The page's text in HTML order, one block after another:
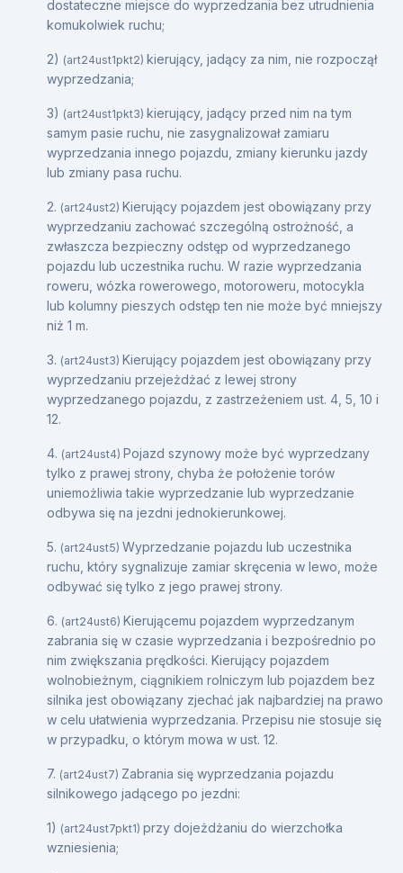
dostateczne miejsce do wyprzedzania bez utrudnienia
komukolwiek ruchu;
2) (art24ust1pkt2) kierujący, jadący za nim, nie rozpoczął
wyprzedzania;
3) (art24ust1pkt3) kierujący, jadący przed nim na tym
samym pasie ruchu, nie zasygnalizował zamiaru
wyprzedzania innego pojazdu, zmiany kierunku jazdy
lub zmiany pasa ruchu.
2. (art24ust2) Kierujący pojazdem jest obowiązany przy
wyprzedzaniu zachować szczególną ostrożność, a
zwłaszcza bezpieczny odstęp od wyprzedzanego
pojazdu lub uczestnika ruchu. W razie wyprzedzania
roweru, wózka rowerowego, motoroweru, motocykla
lub kolumny pieszych odstęp ten nie może być mniejszy
niż 1 m.
3. (art24ust3) Kierujący pojazdem jest obowiązany przy
wyprzedzaniu przejeżdżać z lewej strony
wyprzedzanego pojazdu, z zastrzeżeniem ust. 4, 5, 10 i
12.
4. (art24ust4) Pojazd szynowy może być wyprzedzany
tylko z prawej strony, chyba że położenie torów
uniemożliwia takie wyprzedzanie lub wyprzedzanie
odbywa się na jezdni jednokierunkowej.
5. (art24ust5) Wyprzedzanie pojazdu lub uczestnika
ruchu, który sygnalizuje zamiar skręcenia w lewo, może
odbywać się tylko z jego prawej strony.
6. (art24ust6) Kierującemu pojazdem wyprzedzanym
zabrania się w czasie wyprzedzania i bezpośrednio po
nim zwiększania prędkości. Kierujący pojazdem
wolnobieżnym, ciągnikiem rolniczym lub pojazdem bez
silnika jest obowiązany zjechać jak najbardziej na prawo
w celu ułatwienia wyprzedzania. Przepisu nie stosuje się
w przypadku, o którym mowa w ust. 12.
7. (art24ust7) Zabrania się wyprzedzania pojazdu
silnikowego jadącego po jezdni:
1) (art24ust7pkt1) przy dojeżdżaniu do wierzchołka
wzniesienia;